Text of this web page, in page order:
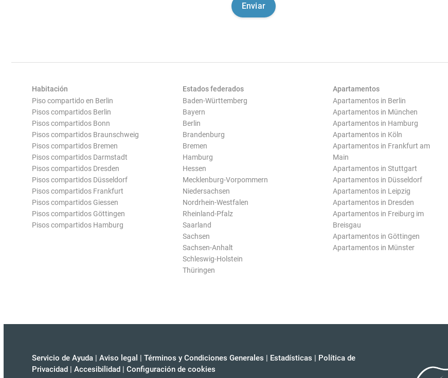
Habitación
Piso compartido en Berlin
Pisos compartidos Berlin
Pisos compartidos Bonn
Pisos compartidos Braunschweig
Pisos compartidos Bremen
Pisos compartidos Darmstadt
Pisos compartidos Dresden
Pisos compartidos Düsseldorf
Pisos compartidos Frankfurt
Pisos compartidos Giessen
Pisos compartidos Göttingen
Pisos compartidos Hamburg
Estados federados
Baden-Württemberg
Bayern
Berlin
Brandenburg
Bremen
Hamburg
Hessen
Mecklenburg-Vorpommern
Niedersachsen
Nordrhein-Westfalen
Rheinland-Pfalz
Saarland
Sachsen
Sachsen-Anhalt
Schleswig-Holstein
Thüringen
Apartamentos
Apartamentos in Berlin
Apartamentos in München
Apartamentos in Hamburg
Apartamentos in Köln
Apartamentos in Frankfurt am
Main
Apartamentos in Stuttgart
Apartamentos in Düsseldorf
Apartamentos in Leipzig
Apartamentos in Dresden
Apartamentos in Freiburg im
Breisgau
Apartamentos in Göttingen
Apartamentos in Münster
Servicio de Ayuda | Aviso legal | Términos y Condiciones Generales | Estadísticas | Política de
Privacidad | Accesibilidad | Configuración de cookies